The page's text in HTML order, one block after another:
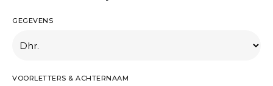
GEGEVENS
VOORLETTERS & ACHTERNAAM